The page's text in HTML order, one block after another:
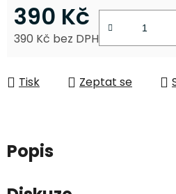
390 Kč
390 Kč bez DPH
Tisk Zeptat se
Popis